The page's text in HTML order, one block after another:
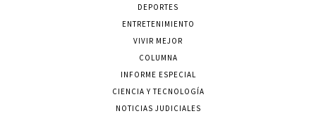
DEPORTES
ENTRETENIMIENTO
VIVIR MEJOR
COLUMNA
INFORME ESPECIAL
CIENCIA Y TECNOLOGÍA
NOTICIAS JUDICIALES